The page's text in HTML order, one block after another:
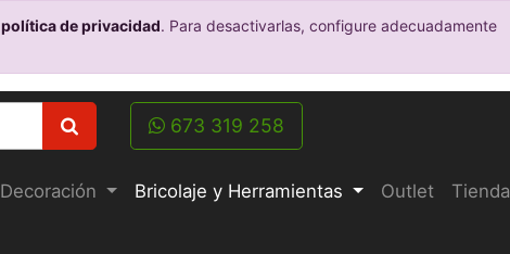
política de privacidad. Para desactivarlas, configure adecuadamente
673 319 258
Decoración Bricolaje y Herramientas Outlet Tienda